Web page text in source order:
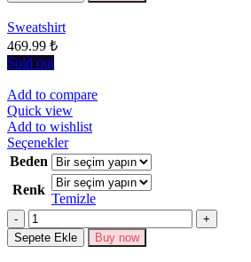
Sweatshirt
469.99 ₺
Sold out
Add to compare
Quick view
Add to wishlist
SeçeneklerBu
ürünün
birden
fazla
varyasyonu
Seçenekler
Beden
Renk
Temizle
Miktar
Sepete Ekle Buy now